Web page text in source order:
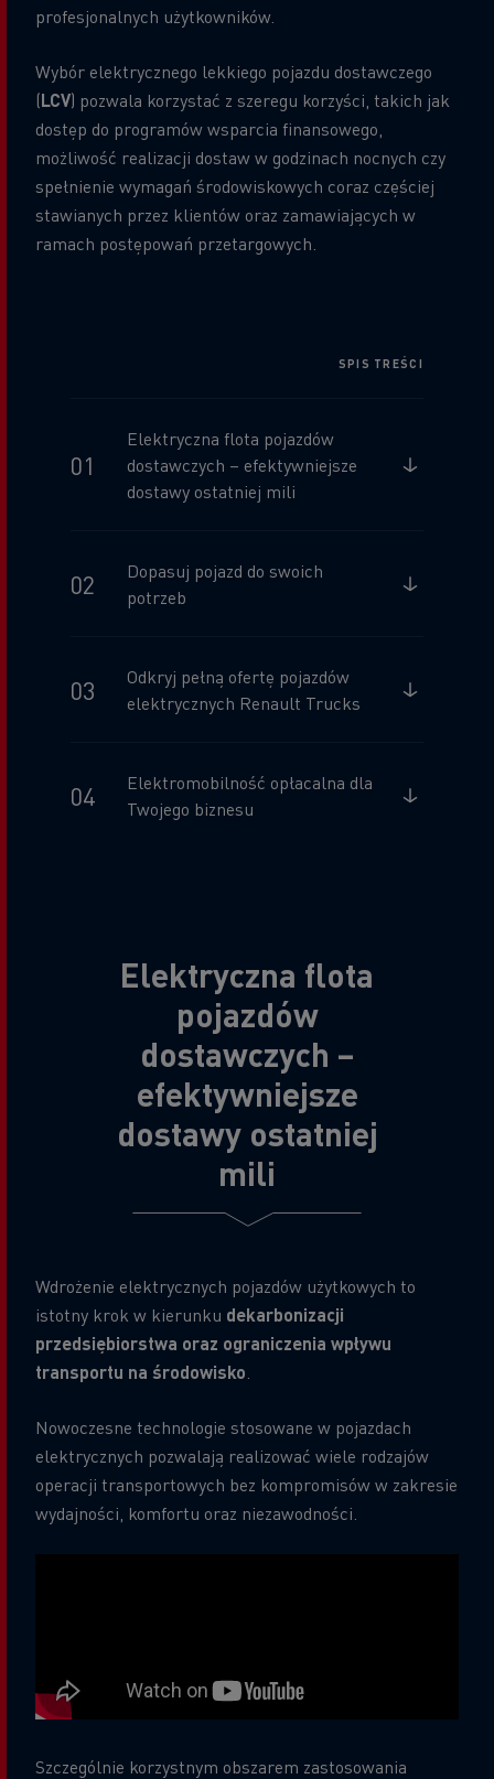
profesjonalnych użytkowników.
Wybór elektrycznego lekkiego pojazdu dostawczego
(LCV) pozwala korzystać z szeregu korzyści, takich jak
dostęp do programów wsparcia finansowego,
możliwość realizacji dostaw w godzinach nocnych czy
spełnienie wymagań środowiskowych coraz częściej
stawianych przez klientów oraz zamawiających w
ramach postępowań przetargowych.
SPIS TREŚCI
Elektryczna flota pojazdów
dostawczych – efektywniejsze
dostawy ostatniej mili
Dopasuj pojazd do swoich
potrzeb
Odkryj pełną ofertę pojazdów
elektrycznych Renault Trucks
Elektromobilność opłacalna dla
Twojego biznesu
Elektryczna flota
pojazdów
dostawczych –
efektywniejsze
dostawy ostatniej
mili
Wdrożenie elektrycznych pojazdów użytkowych to
istotny krok w kierunku dekarbonizacji
przedsiębiorstwa oraz ograniczenia wpływu
transportu na środowisko
Nowoczesne technologie stosowane w pojazdach
elektrycznych pozwalają realizować wiele rodzajów
operacji transportowych bez kompromisów w zakresie
wydajności, komfortu oraz niezawodności.
Szczególnie korzystnym obszarem zastosowania